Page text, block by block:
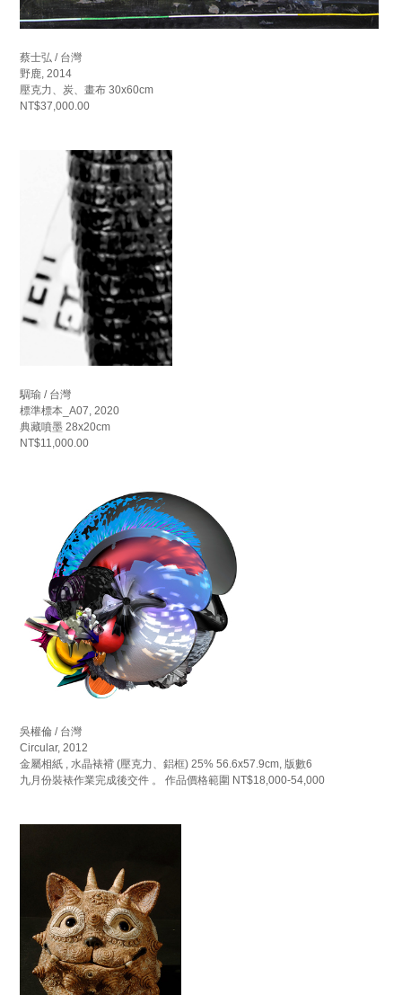
蔡士弘 / 台灣
野鹿, 2014
壓克力、炭、畫布 30x60cm
NT$37,000.00
騆瑜 / 台灣
標準標本_A07, 2020
典藏噴墨 28x20cm
NT$11,000.00
吳權倫 / 台灣
Circular, 2012
金屬相紙 , 水晶裱褙 (壓克力、鋁框) 25% 56.6x57.9cm, 版數6
九月份裝裱作業完成後交件 。 作品價格範圍 NT$18,000-54,000